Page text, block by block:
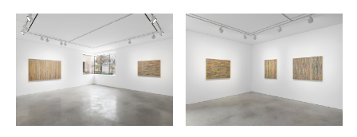
once pushed from the back of hemp cloth. Rather than using the
earthy hues from his early works, however, this new piece employs a
subtle gradient to achieve a more refined white tone, further
emphasizing the materiality of paint by accentuating its viscosity as it
flows and congeals on the canvas.
In addition to his ongoing dialogue with color, Ha Chong-Hyun has also
attempted to reinterpret his long-standing relationship with mark-
making. A striking example of this is Conjunction 23-74(2023), a work
상을 도입해 보다 현대적으로 해석된다. 그의 또 다른 〈접합〉 신작인
〈Conjunction 24-52〉(2024)는 마포 뒷면에서 밀어낸 물감이 앞면에서
자연스럽게 흘러내리는 〈접합〉 초기작을 연상시킨다. 그러나 초기작
에서 자연의 흙색을 사용한 것과 달리 신작에서는 그라데이션을 이용해
흰색을 보다 세련되게 표현했을 뿐 아니라 점성 있는 물감이 흘러내리
는 모습을 부각시켜 물감이 지닌 물성을 더욱 강조했다.
하종현은 색채뿐 아니라 붓 터치와의 오랜 관계 역시 새롭게 변모시키
2264
/upload/installations/b787567c8fd6f1eb389118d246052965.jpg
2265
/upload/installations/